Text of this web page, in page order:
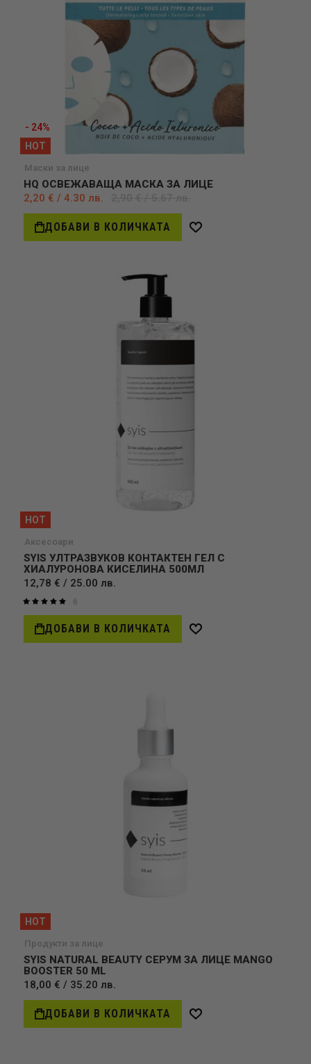
- 24%
HOT
Маски за лице
HQ ОСВЕЖАВАЩА МАСКА ЗА ЛИЦЕ
2,20 € / 4.30 лв.
ДОБАВИ В КОЛИЧКАТА
Добави
HOT
Аксесоари
SYIS УЛТРАЗВУКОВ КОНТАКТЕН ГЕЛ С
ХИАЛУРОНОВА КИСЕЛИНА 500МЛ
12,78 € / 25.00 лв.
Оценка: 6
ДОБАВИ В КОЛИЧКАТА
Добави
HOT
Продукти за лице
SYIS NATURAL BEAUTY СЕРУМ ЗА ЛИЦЕ MANGO
BOOSTER 50 ML
18,00 € / 35.20 лв.
ДОБАВИ В КОЛИЧКАТА
Добави